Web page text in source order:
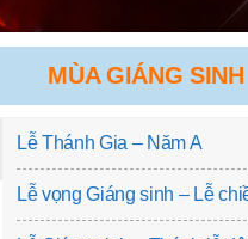
MÙA GIÁNG SINH
Lễ Thánh Gia – Năm A
Lễ vọng Giáng sinh – Lễ